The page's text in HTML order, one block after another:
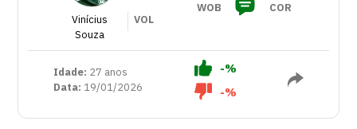
Vinícius
Souza
VOL
WOB COR
Idade: 27 anos
Data: 19/01/2026
-%
-%